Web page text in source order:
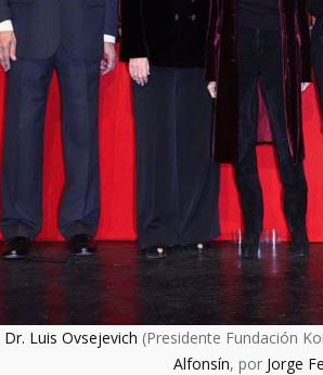
Dr. Luis Ovsejevich (Presidente Fundación
Alfonsín, por Jorge